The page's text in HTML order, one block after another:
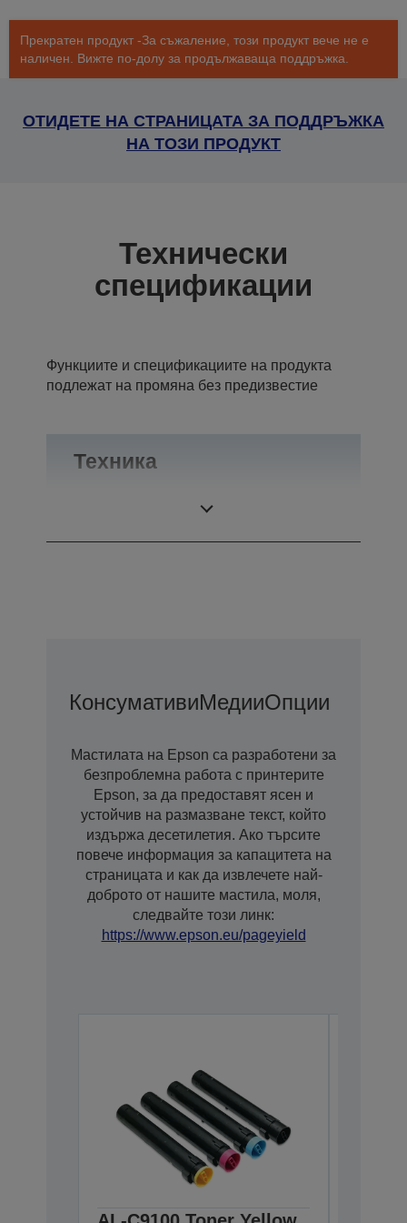
Прекратен продукт -За съжаление, този продукт вече не е
наличен. Вижте по-долу за продължаваща поддръжка.
ОТИДЕТЕ НА СТРАНИЦАТА ЗА ПОДДРЪЖКА
НА ТОЗИ ПРОДУКТ
Технически
спецификации
Функциите и спецификациите на продукта
подлежат на промяна без предизвестие
Техника
КонсумативиМедииОпции
Мастилата на Epson са разработени за
безпроблемна работа с принтерите
Epson, за да предоставят ясен и
устойчив на размазване текст, който
издържа десетилетия. Ако търсите
повече информация за капацитета на
страницата и как да извлечете най-
доброто от нашите мастила, моля,
следвайте този линк:
https://www.epson.eu/pageyield